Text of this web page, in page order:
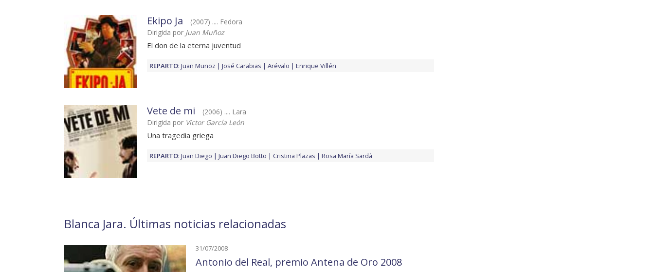
Ekipo Ja
(2007) .... Fedora
Dirigida por Juan Muñoz
El don de la eterna juventud
REPARTO: Juan Muñoz José Carabias Arévalo Enrique Villén
Vete de mi
(2006) .... Lara
Dirigida por Víctor García León
Una tragedia griega
REPARTO: Juan Diego Juan Diego Botto Cristina Plazas Rosa María Sardà
Blanca Jara. Últimas noticias relacionadas
31/07/2008
Antonio del Real, premio Antena de Oro 2008